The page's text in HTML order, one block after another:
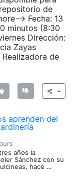
de
> Fecha: 13
minutos (8:30
Dirección:
Zayas
de
aprenden del
años la
Sánchez con su
hace …